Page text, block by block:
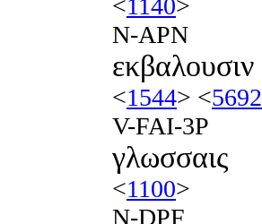
<1140>
N-APN
εκβαλουσιν
<1544> <5692
V-FAI-3P
γλωσσαις
<1100>
N-DPF